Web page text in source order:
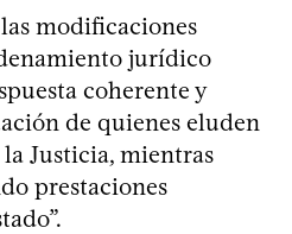
modificaciones
jurídico
coherente y
de quienes eluden
Justicia, mientras
prestaciones